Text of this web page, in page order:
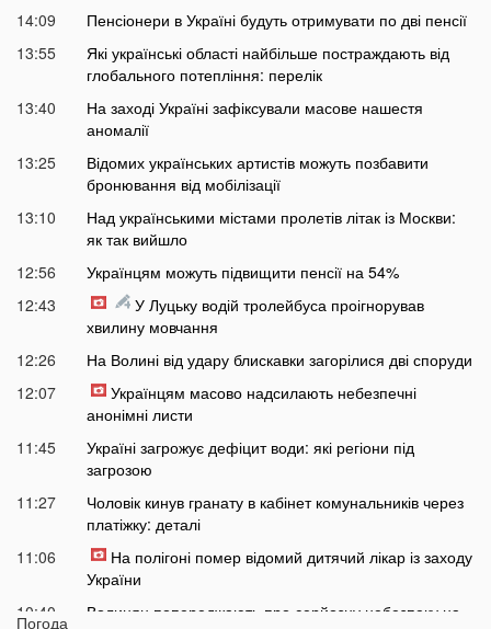
14:09
Пенсіонери в Україні будуть отримувати по дві пенсії
13:55
Які українські області найбільше постраждають від
глобального потепління: перелік
13:40
На заході Україні зафіксували масове нашестя
аномалії
13:25
Відомих українських артистів можуть позбавити
бронювання від мобілізації
13:10
Над українськими містами пролетів літак із Москви:
як так вийшло
12:56
Українцям можуть підвищити пенсії на 54%
12:43
У Луцьку водій тролейбуса проігнорував
хвилину мовчання
12:26
На Волині від удару блискавки загорілися дві споруди
12:07
Українцям масово надсилають небезпечні
анонімні листи
11:45
Україні загрожує дефіцит води: які регіони під
загрозою
11:27
Чоловік кинув гранату в кабінет комунальників через
платіжку: деталі
11:06
На полігоні помер відомий дитячий лікар із заходу
України
10:40
Волинян попереджають про серйозну небезпеку на
Погода